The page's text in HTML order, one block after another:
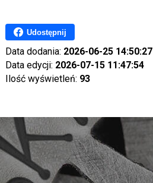
Udostępnij
Data dodania: 2026-06-25 14:50:27
Data edycji: 2026-07-15 11:47:54
Ilość wyświetleń: 93